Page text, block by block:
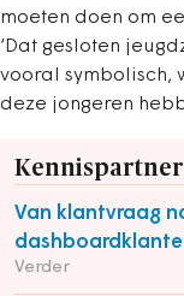
moeten doen om
‘Dat gesloten
vooral symbolisch,
deze jongeren
Van klantvraag
Verder